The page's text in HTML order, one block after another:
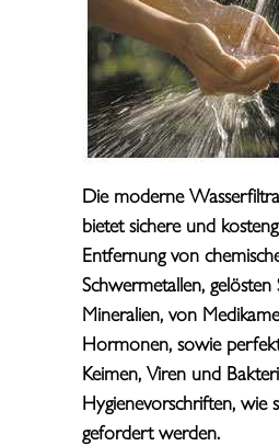
Die moderne
bietet sichere und
Entfernung von
Schwermetallen,
Mineralien, von
Hormonen, sowie
Keimen, Viren und
Hygienevorschriften, wie
gefordert werden.